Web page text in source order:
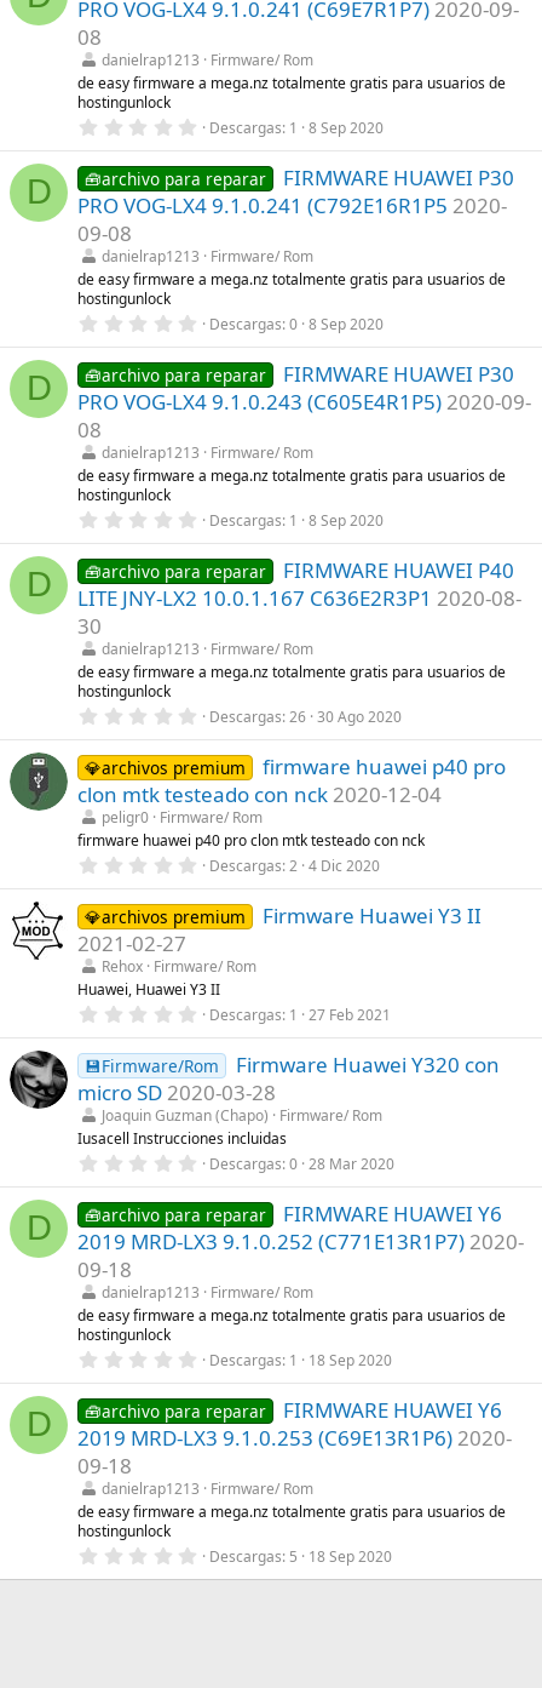
s
e
l
s
)
PRO VOG-LX4 9.1.0.241 (C69E7R1P7) 2020-09-
08
danielrap1213
Firmware/ Rom
de easy firmware a mega.nz totalmente gratis para usuarios de
hostingunlock
0
0
0
e
s
e
l
s
)
Descargas 1 8 Sep 2020
D 🧰archivo para reparar
FIRMWARE HUAWEI P30
PRO VOG-LX4 9.1.0.241 (C792E16R1P5 2020-
09-08
danielrap1213
Firmware/ Rom
de easy firmware a mega.nz totalmente gratis para usuarios de
hostingunlock
0
0
0
e
s
e
l
s
)
Descargas 0 8 Sep 2020
D 🧰archivo para reparar
FIRMWARE HUAWEI P30
PRO VOG-LX4 9.1.0.243 (C605E4R1P5) 2020-09-
08
danielrap1213
Firmware/ Rom
de easy firmware a mega.nz totalmente gratis para usuarios de
hostingunlock
0
0
0
e
s
e
l
s
)
Descargas 1 8 Sep 2020
D 🧰archivo para reparar
FIRMWARE HUAWEI P40
LITE JNY-LX2 10.0.1.167 C636E2R3P1 2020-08-
30
danielrap1213
Firmware/ Rom
de easy firmware a mega.nz totalmente gratis para usuarios de
hostingunlock
0
0
0
e
s
t
r
e
l
a
(
s
Descargas 26 30 Ago 2020
💎archivos premium
firmware huawei p40 pro
clon mtk testeado con nck 2020-12-04
peligr0 Firmware/ Rom
firmware huawei p40 pro clon mtk testeado con nck
0
0
0
e
t
r
e
l
a
(
s
)
Descargas 2 4 Dic 2020
💎archivos premium
Firmware Huawei Y3 II
2021-02-27
Rehox Firmware/ Rom
Huawei, Huawei Y3 II
0
0
0
e
s
t
r
e
l
a
(
s
)
Descargas 1 27 Feb 2021
💾Firmware/Rom
Firmware Huawei Y320 con
micro SD 2020-03-28
Joaquin Guzman (Chapo)
Firmware/ Rom
Iusacell Instrucciones incluidas
0
0
0
e
s
e
l
s
)
Descargas 0 28 Mar 2020
D 🧰archivo para reparar
FIRMWARE HUAWEI Y6
2019 MRD-LX3 9.1.0.252 (C771E13R1P7) 2020-
09-18
danielrap1213
Firmware/ Rom
de easy firmware a mega.nz totalmente gratis para usuarios de
hostingunlock
0
0
0
e
s
e
l
s
Descargas 1 18 Sep 2020
D 🧰archivo para reparar
FIRMWARE HUAWEI Y6
2019 MRD-LX3 9.1.0.253 (C69E13R1P6) 2020-
09-18
danielrap1213
Firmware/ Rom
de easy firmware a mega.nz totalmente gratis para usuarios de
hostingunlock
0
0
Descargas 5 18 Sep 2020